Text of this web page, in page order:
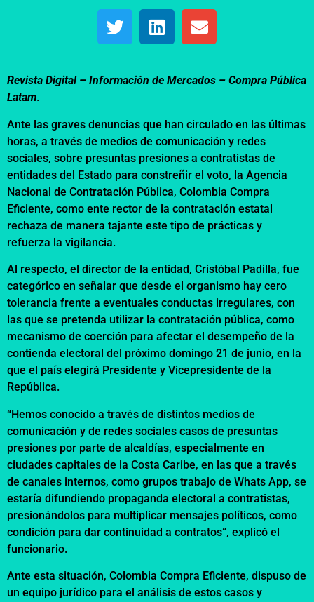
Revista Digital – Información de Mercados – Compra Pública
Latam.
Ante las graves denuncias que han circulado en las últimas
horas, a través de medios de comunicación y redes
sociales, sobre presuntas presiones a contratistas de
entidades del Estado para constreñir el voto, la Agencia
Nacional de Contratación Pública, Colombia Compra
Eficiente, como ente rector de la contratación estatal
rechaza de manera tajante este tipo de prácticas y
refuerza la vigilancia.
Al respecto, el director de la entidad, Cristóbal Padilla, fue
categórico en señalar que desde el organismo hay cero
tolerancia frente a eventuales conductas irregulares, con
las que se pretenda utilizar la contratación pública, como
mecanismo de coerción para afectar el desempeño de la
contienda electoral del próximo domingo 21 de junio, en la
que el país elegirá Presidente y Vicepresidente de la
República.
“Hemos conocido a través de distintos medios de
comunicación y de redes sociales casos de presuntas
presiones por parte de alcaldías, especialmente en
ciudades capitales de la Costa Caribe, en las que a través
de canales internos, como grupos trabajo de Whats App, se
estaría difundiendo propaganda electoral a contratistas,
presionándolos para multiplicar mensajes políticos, como
condición para dar continuidad a contratos”, explicó el
funcionario.
Ante esta situación, Colombia Compra Eficiente, dispuso de
un equipo jurídico para el análisis de estos casos y